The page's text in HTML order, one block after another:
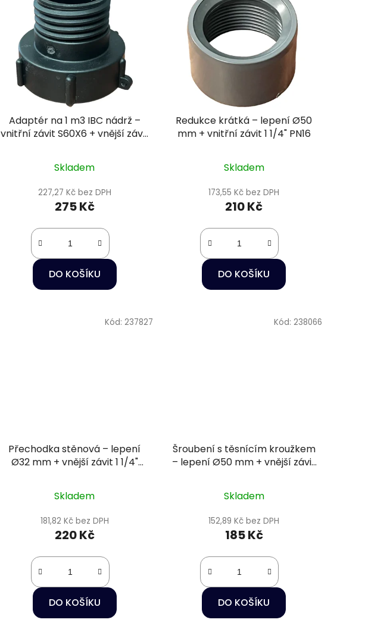
Adaptér na 1 m3 IBC nádrž –
vnitřní závit S60X6 + vnější závit
Skladem
227,27 Kč bez DPH
275 Kč
DO KOŠÍKU
Redukce krátká – lepení Ø50
mm + vnitřní závit 1 1/4" PN16
Skladem
173,55 Kč bez DPH
210 Kč
DO KOŠÍKU
Přechodka stěnová – lepení
Ø32 mm + vnější závit 1 1/4"
Skladem
181,82 Kč bez DPH
220 Kč
DO KOŠÍKU
Kód: 237827
Šroubení s těsnícím kroužkem
– lepení Ø50 mm + vnější závit
Skladem
152,89 Kč bez DPH
185 Kč
DO KOŠÍKU
Kód: 238066